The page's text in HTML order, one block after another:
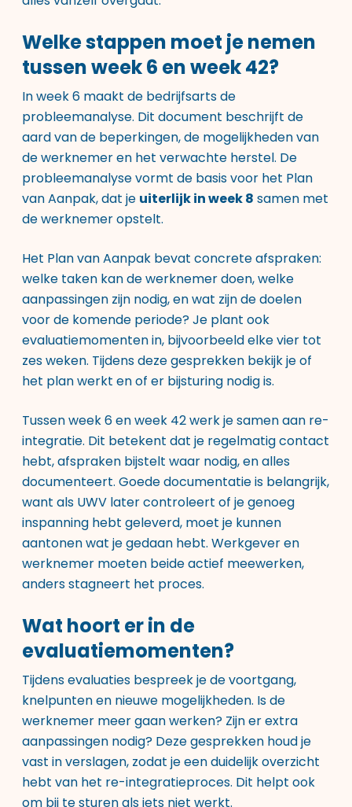
Welke stappen moet je nemen
tussen week 6 en week 42?
In week 6 maakt de bedrijfsarts de
probleemanalyse. Dit document beschrijft de
aard van de beperkingen, de mogelijkheden van
de werknemer en het verwachte herstel. De
probleemanalyse vormt de basis voor het Plan
van Aanpak, dat je uiterlijk in week 8 samen met
de werknemer opstelt.
Het Plan van Aanpak bevat concrete afspraken:
welke taken kan de werknemer doen, welke
aanpassingen zijn nodig, en wat zijn de doelen
voor de komende periode? Je plant ook
evaluatiemomenten in, bijvoorbeeld elke vier tot
zes weken. Tijdens deze gesprekken bekijk je of
het plan werkt en of er bijsturing nodig is.
Tussen week 6 en week 42 werk je samen aan re-
integratie. Dit betekent dat je regelmatig contact
hebt, afspraken bijstelt waar nodig, en alles
documenteert. Goede documentatie is belangrijk,
want als UWV later controleert of je genoeg
inspanning hebt geleverd, moet je kunnen
aantonen wat je gedaan hebt. Werkgever en
werknemer moeten beide actief meewerken,
anders stagneert het proces.
Wat hoort er in de
evaluatiemomenten?
Tijdens evaluaties bespreek je de voortgang,
knelpunten en nieuwe mogelijkheden. Is de
werknemer meer gaan werken? Zijn er extra
aanpassingen nodig? Deze gesprekken houd je
vast in verslagen, zodat je een duidelijk overzicht
hebt van het re-integratieproces. Dit helpt ook
om bij te sturen als iets niet werkt.